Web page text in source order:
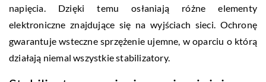
napięcia. Dzięki temu osłaniają różne elementy
elektroniczne znajdujące się na wyjściach sieci. Ochronę
gwarantuje wsteczne sprzężenie ujemne, w oparciu o którą
działają niemal wszystkie stabilizatory.